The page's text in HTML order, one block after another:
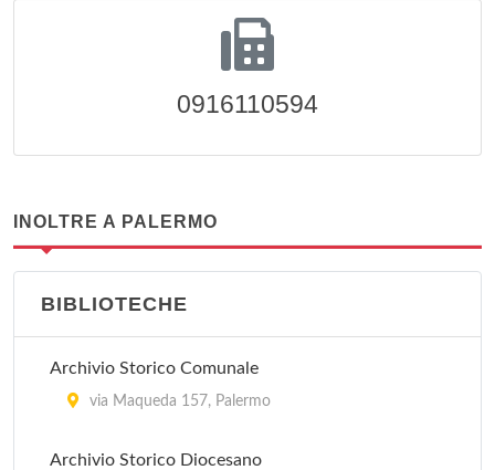
0916110594
INOLTRE A PALERMO
BIBLIOTECHE
Archivio Storico Comunale
via Maqueda 157, Palermo
Archivio Storico Diocesano